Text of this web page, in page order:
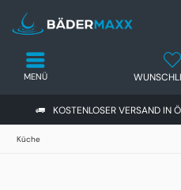
KOSTENLOSER VERSAND IN
MENÜ
Küche